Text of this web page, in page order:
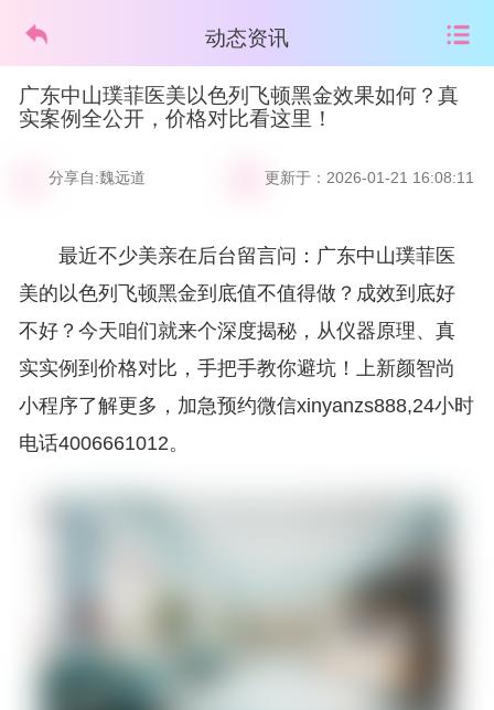
动态资讯
广东中山璞菲医美以色列飞顿黑金效果如何？真
实案例全公开，价格对比看这里！
分享自:魏远道 更新于：2026-01-21 16:08:11
最近不少美亲在后台留言问：广东中山璞菲医
美的以色列飞顿黑金到底值不值得做？成效到底好
不好？今天咱们就来个深度揭秘，从仪器原理、真
实实例到价格对比，手把手教你避坑！上新颜智尚
小程序了解更多，加急预约微信xinyanzs888,24小时
电话4006661012。